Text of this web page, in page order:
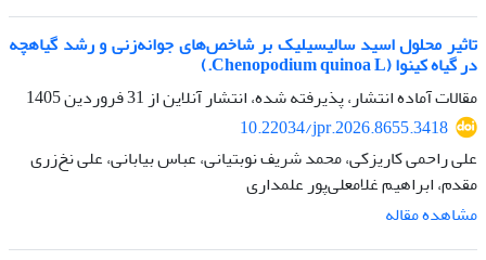
تاثیر محلول اسید سالیسیلیک بر شاخص‌های جوانه‌زنی و رشد گیاهچه
در گیاه کینوا (Chenopodium quinoa L.)
مقالات آماده انتشار، پذیرفته شده، انتشار آنلاین از31 فروردین 1405
10.22034/jpr.2026.8655.3418
علی راحمی کاریزکی، محمد شریف نوبتیانی، عباس بیابانی، علی نخ‎‌زری
مقدم، ابراهیم غلامعلی‌پور علمداری
مشاهده مقاله